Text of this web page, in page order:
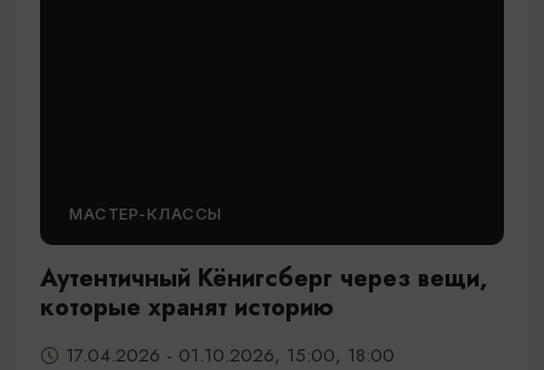
МАСТЕР-КЛАССЫ
Аутентичный Кёнигсберг через вещи,
которые хранят историю
17.04.2026 - 01.10.2026, 15:00, 18:00